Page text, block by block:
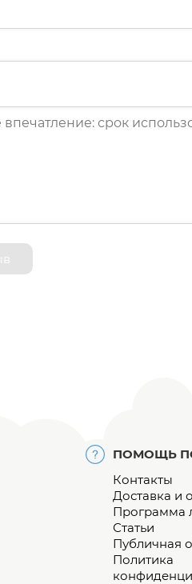
ПОМОЩЬ
Контакты
Доставка и
Программа
Статьи
Публичная
Политика